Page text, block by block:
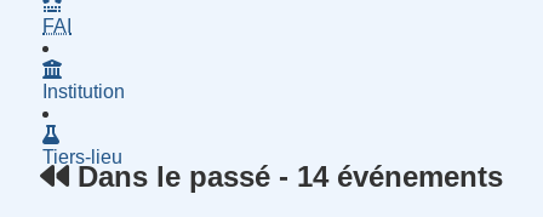
FAI
Institution
Tiers-lieu
Dans le passé - 14 événements